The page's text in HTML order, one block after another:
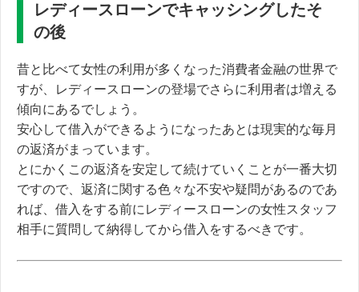
レディースローンでキャッシングしたそ
の後
昔と比べて女性の利用が多くなった消費者金融の世界で
すが、レディースローンの登場でさらに利用者は増える
傾向にあるでしょう。
安心して借入ができるようになったあとは現実的な毎月
の返済がまっています。
とにかくこの返済を安定して続けていくことが一番大切
ですので、返済に関する色々な不安や疑問があるのであ
れば、借入をする前にレディースローンの女性スタッフ
相手に質問して納得してから借入をするべきです。